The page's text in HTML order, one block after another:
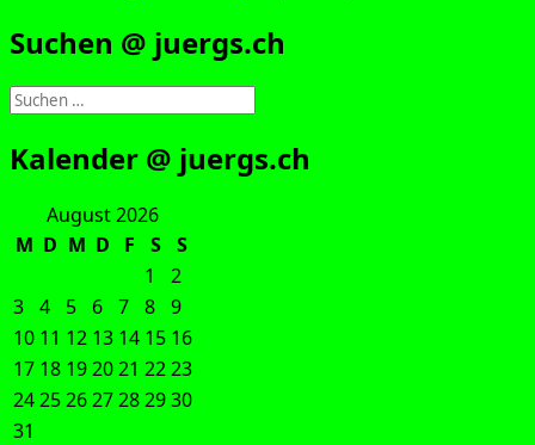
Suchen @ juergs.ch
Suchen
nach:
Kalender @ juergs.ch
August 2026
M D M D F S
S
1
2
3 4 5 6 7 8 9
10 11 12 13 14 15 16
17 18 192021 2223
24252627282930
31